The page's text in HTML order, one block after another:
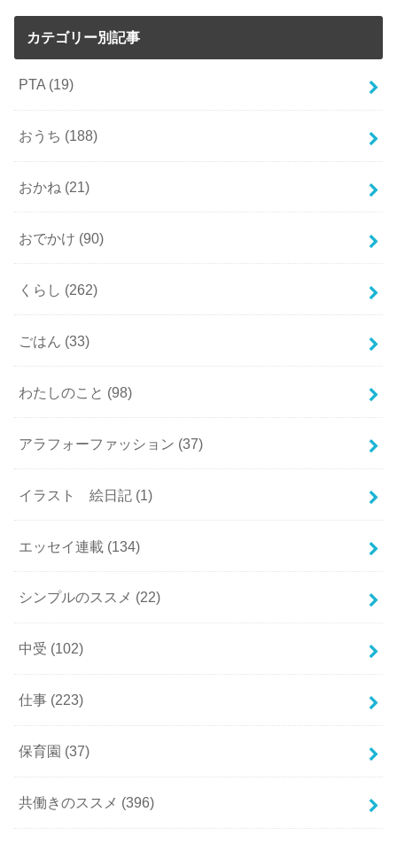
カテゴリー別記事
PTA (19)
おうち (188)
おかね (21)
おでかけ (90)
くらし (262)
ごはん (33)
わたしのこと (98)
アラフォーファッション (37)
イラスト 絵日記 (1)
エッセイ連載 (134)
シンプルのススメ (22)
中受 (102)
仕事 (223)
保育園 (37)
共働きのススメ (396)